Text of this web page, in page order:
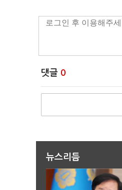
댓글 0
뉴스리듬